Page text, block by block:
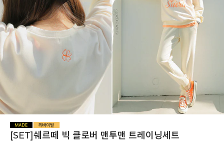
[SET]쉐르떼 빅 클로버 맨투맨 트레이닝세트